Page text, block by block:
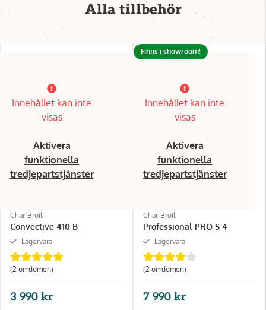
Alla tillbehör
Innehållet kan inte
visas
Aktivera
funktionella
tredjepartstjänster
Char-Broil
Convective 410 B
Lagervara
(2 omdömen)
3 990 kr
Innehållet kan inte
visas
Aktivera
funktionella
tredjepartstjänster
Char-Broil
Professional PRO S 4
Lagervara
(2 omdömen)
Finns i showroom!
7 990 kr